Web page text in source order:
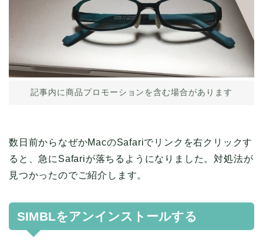
記事内に商品プロモーションを含む場合があります
数日前からなぜかMacのSafariでリンクを右クリックす
ると、急にSafariが落ちるようになりました。対処法が
見つかったのでご紹介します。
SIMBLをアンインストールする